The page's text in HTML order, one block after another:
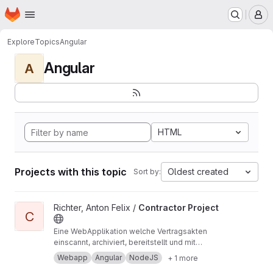
Skip to main content
Homepage
ExploreTopicsAngular
A Angular
HTML
Projects with this topic Sort by: Oldest created
View Contractor Project project
C
Richter, Anton Felix / Contractor Project
Eine WebApplikation welche Vertragsakten
einscannt, archiviert, bereitstellt und mit
Geschäftslogik aufbereitet. Angular, Node.js,
Datenbank (JSon), HTML, SCSS, TypeScript
Webapp Angular NodeJS + 1 more